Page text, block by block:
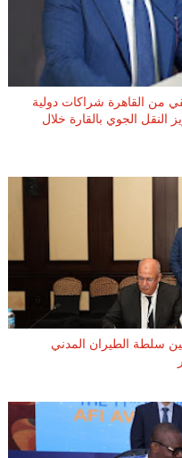
من القاهرة شراكات دولية
النقل الجوي بالقارة خلال
سلطة الطيران المدني